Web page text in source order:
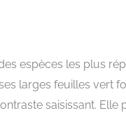
espèces les plus
larges feuilles vert
saisissant. Elle